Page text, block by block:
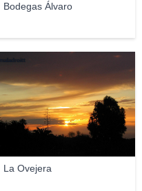
Bodegas Álvaro
La Ovejera
maladroitt